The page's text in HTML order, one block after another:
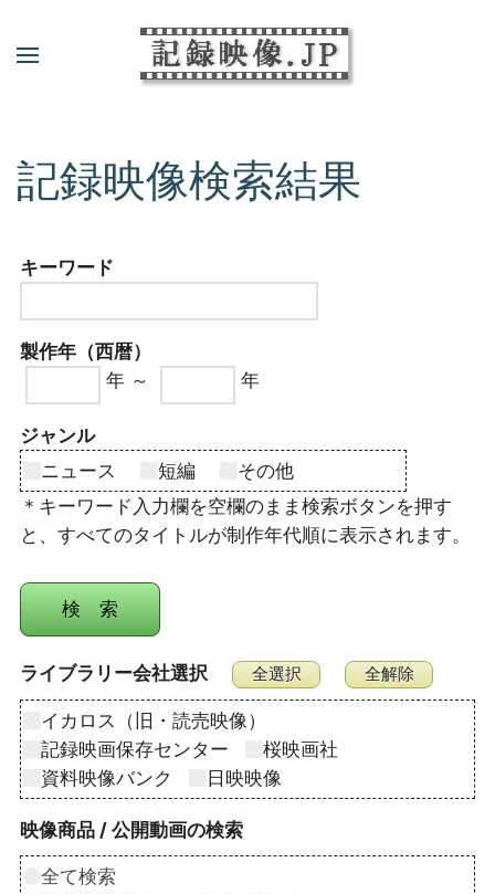
記録映像検索結果
キーワード
製作年（西暦）
年 ～
年
ジャンル
ニュース
短編
その他
＊キーワード入力欄を空欄のまま検索ボタンを押す
と、すべてのタイトルが制作年代順に表示されます。
ライブラリー会社選択
イカロス（旧・読売映像）
記録映画保存センター
桜映画社
資料映像バンク
日映映像
映像商品 / 公開動画の検索
全て検索